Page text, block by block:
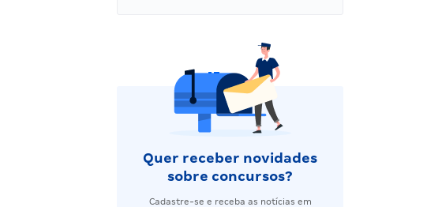
Quer receber novidades
sobre concursos?
Cadastre-se e receba as notícias em